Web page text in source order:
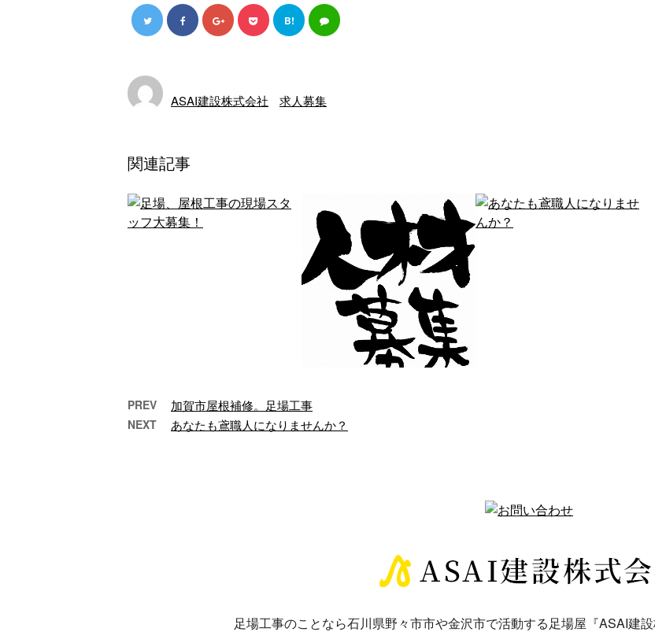
B!
ASAI建設株式会社 求人募集
関連記事
…
野々市市に事務所を構
…
PREV 加賀市屋根補修。足場工事
NEXT あなたも鳶職人になりませんか？
足場工事のことなら石川県野々市市や金沢市で活動する足場屋『ASAI建